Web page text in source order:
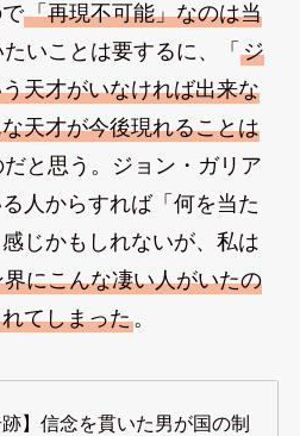
「再現不可能」なのは当
いことは要するに、「 ジ
天才がいなければ出来な
天才が今後現れることは
と思う。ジョン・ガリア
人からすれば「何を当た
じかもしれないが、私は
にこんな凄い人がいたの
てしまった。
跡】信念を貫いた男が国の制